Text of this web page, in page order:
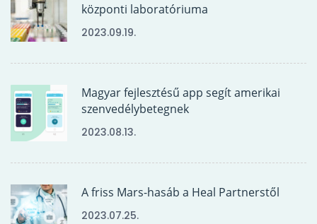
központi laboratóriuma
2023.09.19.
Magyar fejlesztésű app segít amerikai
szenvedélybetegnek
2023.08.13.
A friss Mars-hasáb a Heal Partnerstől
2023.07.25.